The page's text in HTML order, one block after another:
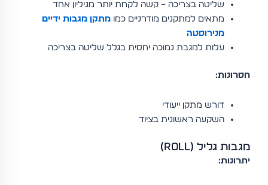
שליטה בצריכה – קשה לקחת יותר מגיליון אחד
מתאים למתקנים מודרניים כמומתקן מגבות ידיים
מנירוסטה
עלות למגבת נמוכה יחסית בגלל שליטה בצריכה
חסרונות:
דורש מתקן ייעודי
השקעה ראשונית בציוד
מגבות גליל (Roll)
יתרונות: